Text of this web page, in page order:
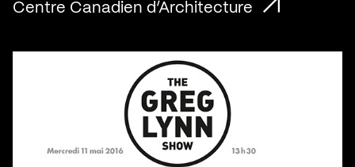
Centre Canadien d’Architecture